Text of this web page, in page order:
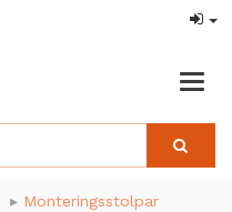
Monteringsstolpar